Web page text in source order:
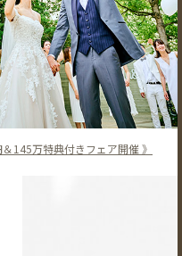
145万特典付きフェア開催 》